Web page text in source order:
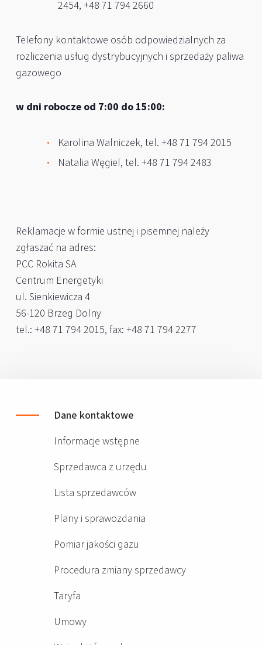
2454, +48 71 794 2660
Telefony kontaktowe osób odpowiedzialnych za
rozliczenia usług dystrybucyjnych i sprzedaży paliwa
gazowego
w dni robocze od 7:00 do 15:00:
Karolina Walniczek, tel. +48 71 794 2015
Natalia Węgiel, tel. +48 71 794 2483
Reklamacje w formie ustnej i pisemnej należy
zgłaszać na adres:
PCC Rokita SA
Centrum Energetyki
ul. Sienkiewicza 4
56-120 Brzeg Dolny
tel.: +48 71 794 2015, fax: +48 71 794 2277
Dane kontaktowe
Informacje wstępne
Sprzedawca z urzędu
Lista sprzedawców
Plany i sprawozdania
Pomiar jakości gazu
Procedura zmiany sprzedawcy
Taryfa
Umowy